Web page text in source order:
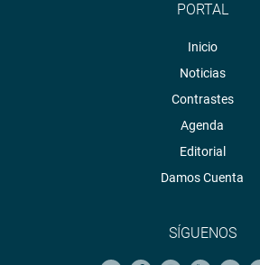
PORTAL
Inicio
Noticias
Contrastes
Agenda
Editorial
Damos Cuenta
SÍGUENOS